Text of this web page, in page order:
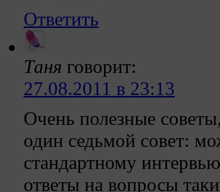
Ответить
Таня говорит:
27.08.2011 в 23:13
Очень полезные
один седьмой совет:
стандартному
ответы на вопросы